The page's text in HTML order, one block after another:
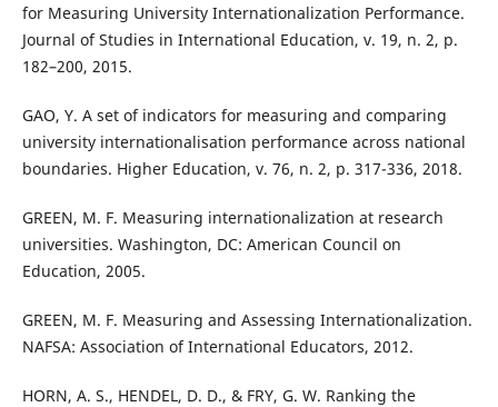
for Measuring University Internationalization Performance.
Journal of Studies in International Education, v. 19, n. 2, p.
182–200, 2015.
GAO, Y. A set of indicators for measuring and comparing
university internationalisation performance across national
boundaries. Higher Education, v. 76, n. 2, p. 317-336, 2018.
GREEN, M. F. Measuring internationalization at research
universities. Washington, DC: American Council on
Education, 2005.
GREEN, M. F. Measuring and Assessing Internationalization.
NAFSA: Association of International Educators, 2012.
HORN, A. S., HENDEL, D. D., & FRY, G. W. Ranking the